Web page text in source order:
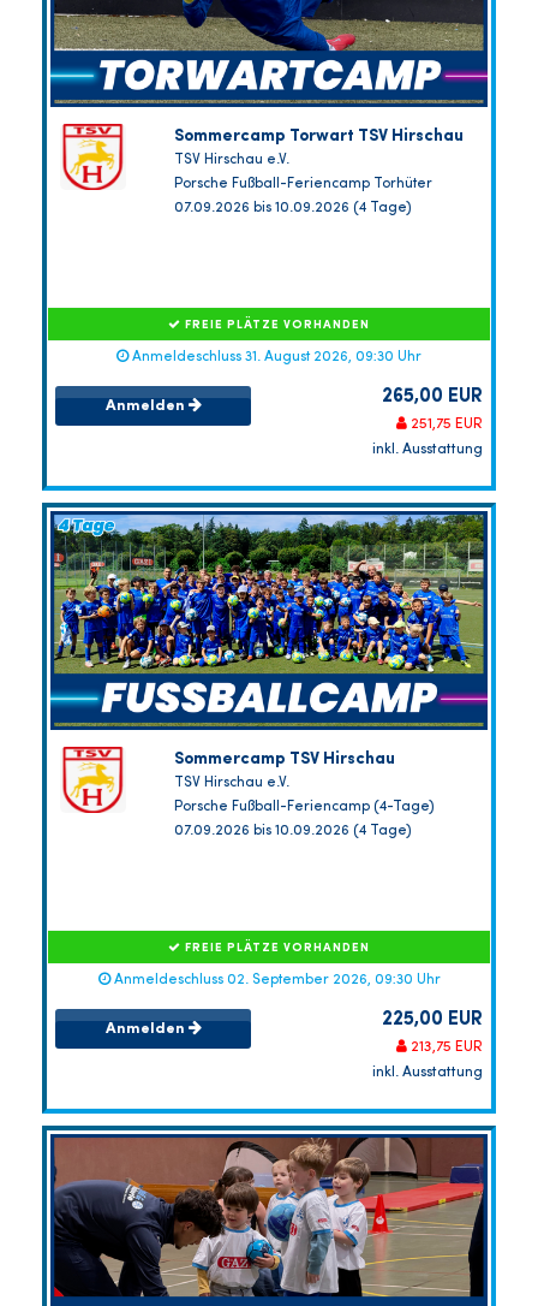
Sommercamp Torwart TSV Hirschau
TSV Hirschau e.V.
Porsche Fußball-Feriencamp Torhüter
07.09.2026 bis 10.09.2026 (4 Tage)
FREIE PLÄTZE VORHANDEN
Anmeldeschluss 31. August 2026, 09:30 Uhr
Anmelden 265,00 EUR
251,75 EUR
inkl. Ausstattung
Sommercamp TSV Hirschau
TSV Hirschau e.V.
Porsche Fußball-Feriencamp (4-Tage)
07.09.2026 bis 10.09.2026 (4 Tage)
FREIE PLÄTZE VORHANDEN
Anmeldeschluss 02. September 2026, 09:30 Uhr
Anmelden 225,00 EUR
213,75 EUR
inkl. Ausstattung